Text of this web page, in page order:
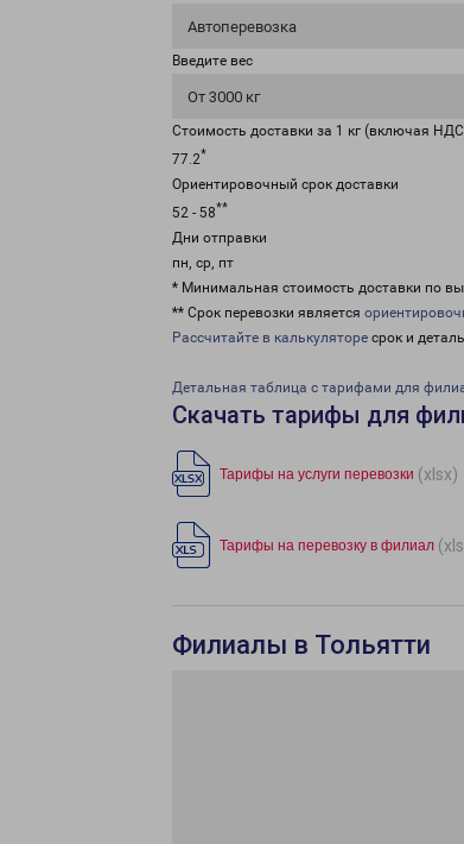
Автоперевозка
Введите вес
От 3000 кг
Стоимость доставки за 1 кг (включая
77.2*
Ориентировочный срок доставки
52 - 58**
Дни отправки
пн, ср, пт
* Минимальная стоимость доставки по
** Срок перевозки является
Рассчитайте в калькуляторе срок и
Детальная таблица с тарифами для
Скачать тарифы для
Тарифы на услуги перевозки (xlsx)
Тарифы на перевозку в филиал
Филиалы в Тольятти